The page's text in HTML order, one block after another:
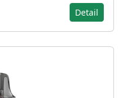
Detail